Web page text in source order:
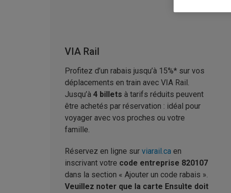
VIA Rail
Profitez d’un rabais jusqu’à 15%* sur vos
déplacements en train avec VIA Rail.
Jusqu’à 4 billets à tarifs réduits peuvent
être achetés par réservation : idéal pour
voyager avec vos proches ou votre
famille.
Réservez en ligne sur viarail.ca en
inscrivant votre code entreprise 820107
dans la section « Ajouter un code rabais ».
Veuillez noter que la carte Ensuìte doit